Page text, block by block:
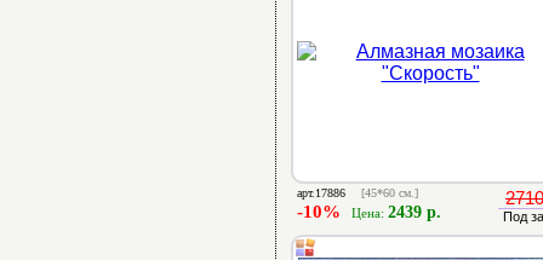
арт.17886 [45*60 см.]
-10% Цена: 2439 р. Под